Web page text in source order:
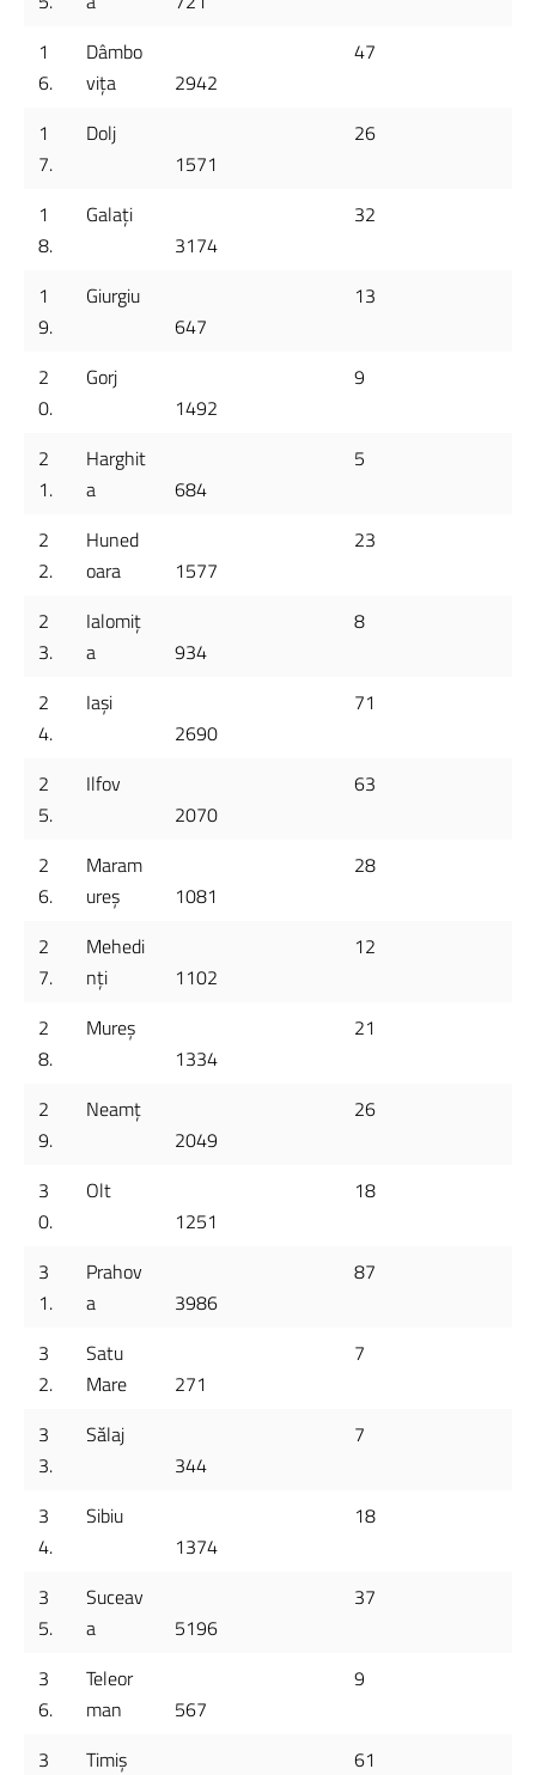
1
6.
Dâmbo
vița
2942
47
1
7.
Dolj
1571
26
1
8.
Galați
3174
32
1
9.
Giurgiu
647
13
2
0.
Gorj
1492
9
2
1.
Harghit
a
684
5
2
2.
Huned
oara
1577
23
2
3.
Ialomiț
a
934
8
2
4.
Iași
2690
71
2
5.
Ilfov
2070
63
2
6.
Maram
ureș
1081
28
2
7.
Mehedi
nți
1102
12
2
8.
Mureș
1334
21
2
9.
Neamț
2049
26
3
0.
Olt
1251
18
3
1.
Prahov
a
3986
87
3
2.
Satu
Mare
271
7
3
3.
Sălaj
344
7
3
4.
Sibiu
1374
18
3
5.
Suceav
a
5196
37
3
6.
Teleor
man
567
9
3
Timiș
61